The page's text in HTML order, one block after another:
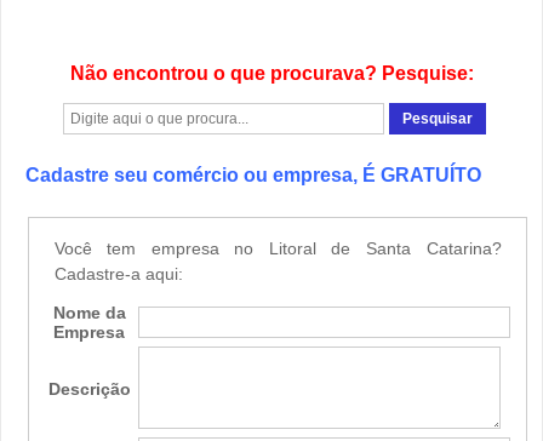
Não encontrou o que procurava? Pesquise:
Cadastre seu comércio ou empresa, É GRATUÍTO
Você tem empresa no Litoral de Santa Catarina?
Cadastre-a aqui:
Nome da
Empresa
Descrição